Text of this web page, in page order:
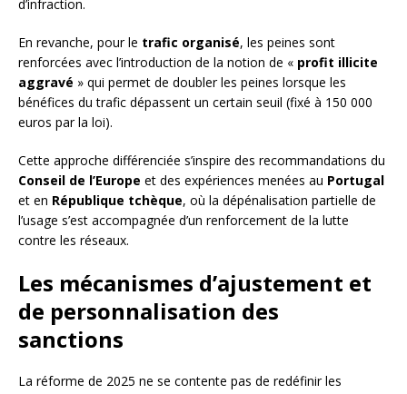
d’infraction.
En revanche, pour le trafic organisé, les peines sont
renforcées avec l’introduction de la notion de « profit illicite
aggravé » qui permet de doubler les peines lorsque les
bénéfices du trafic dépassent un certain seuil (fixé à 150 000
euros par la loi).
Cette approche différenciée s’inspire des recommandations du
Conseil de l’Europe et des expériences menées au Portugal
et en République tchèque, où la dépénalisation partielle de
l’usage s’est accompagnée d’un renforcement de la lutte
contre les réseaux.
Les mécanismes d’ajustement et
de personnalisation des
sanctions
La réforme de 2025 ne se contente pas de redéfinir les